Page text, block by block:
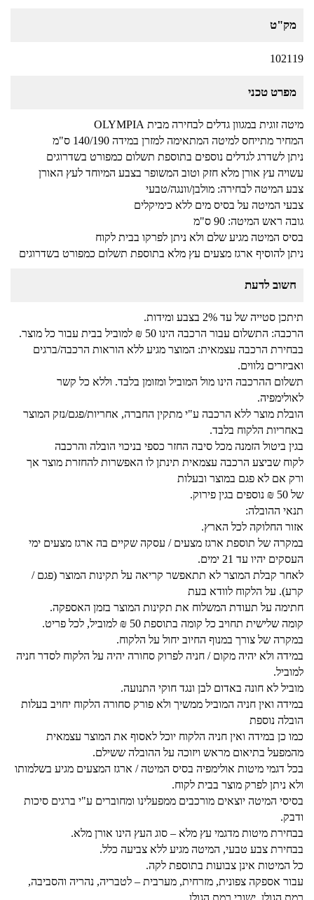
מק"ט
102119
מפרט טכני
מיטה זוגית במגוון גדלים לבחירה מבית OLYMPIA
המחיר מתייחס למיטה המתאימה למזרן במידה 140/190 ס"מ
ניתן לשדרג לגדלים נוספים בתוספת תשלום כמפורט בשדרוגים
עשויה עץ אורן מלא חזק וטוב המשופר בצבע המיוחד לעץ האורן
צבע המיטה לבחירה: מולבן/וונגה/טבעי
צבעי המיטה על בסיס מים ללא כימיקלים
גובה ראש המיטה: 90 ס"מ
בסיס המיטה מגיע שלם ולא ניתן לפרקו בבית לקוח
ניתן להוסיף ארגז מצעים עץ מלא בתוספת תשלום כמפורט בשדרוגים
חשוב לדעת
תיתכן סטייה של עד 2% בצבע ומידות.
הרכבה: התשלום עבור הרכבה הינו 50 ₪ למוביל בבית עבור כל מוצר.
בבחירת הרכבה עצמאית: המוצר מגיע ללא הוראות הרכבה/ברגים
ואביזרים נלווים.
תשלום ההרכבה הינו מול המוביל ומזומן בלבד. וללא כל קשר
לאולימפיה.
הובלת מוצר ללא הרכבה ע"י מתקין החברה, אחריות/פגם/נזק המוצר
באחריות הלקוח בלבד.
בגין ביטול הזמנה מכל סיבה החזר כספי בניכוי הובלה והרכבה
לקוח שביצע הרכבה עצמאית תינתן לו האפשרות להחזרת מוצר אך
ורק אם לא פגם במוצר ובעלות
של 50 ₪ נוספים בגין פירוק.
תנאי ההובלה:
אזור החלוקה לכל הארץ.
במקרה של תוספת ארגז מצעים / עסקה שקיים בה ארגז מצעים ימי
העסקים יהיו עד 21 ימים.
לאחר קבלת המוצר לא תתאפשר קריאה על תקינות המוצר (פגם /
קרע). על הלקוח לוודא בעת
חתימה על תעודת המשלוח את תקינות המוצר בזמן האספקה.
קומה שלישית תחויב כל קומה בתוספת 50 ₪ למוביל, לכל פריט.
במקרה של צורך במנוף החיוב יחול על הלקוח.
במידה ולא יהיה מקום / חניה לפרוק סחורה יהיה על הלקוח לסדר חניה
למוביל.
מוביל לא חונה באדום לבן ונגד חוקי התנועה.
במידה ואין חניה המוביל ממשיך ולא פורק סחורה הלקוח יחויב בעלות
הובלה נוספת
כמו כן במידה ואין חניה הלקוח יוכל לאסוף את המוצר עצמאית
מהמפעל בתיאום מראש ויזוכה על ההובלה ששילם.
בכל דגמי מיטות אולימפיה בסיס המיטה / ארגז המצעים מגיע בשלמותו
ולא ניתן לפרק מוצר בבית לקוח.
בסיסי המיטה יוצאים מורכבים ממפעלינו ומחוברים ע"י ברגים סיכות
ודבק.
בבחירת מיטות מדגמי עץ מלא – סוג העץ הינו אורן מלא.
בבחירת צבע טבעי, המיטה מגיע ללא צביעה כלל.
כל המיטות אינן צבועות בתוספת לקה.
עבור אספקה צפונית, מזרחית, מערבית – לטבריה, נהריה והסביבה,
רמת הגולן ,ישובי רמת הגולן